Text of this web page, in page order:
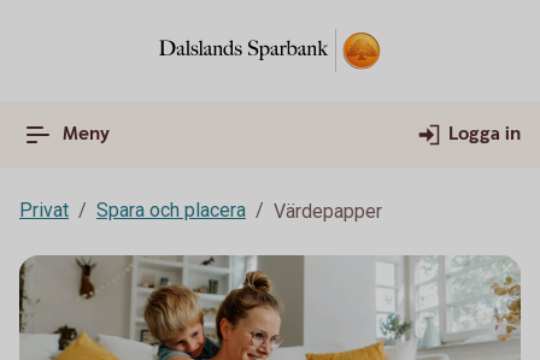
Meny Logga in
Privat Spara och placera Värdepapper